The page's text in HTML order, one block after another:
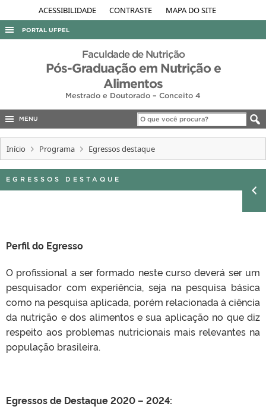
ACESSIBILIDADE CONTRASTE MAPA DO SITE
PORTAL UFPEL
ACESSO À INFORMAÇÃO
AUDITORIA
CONCURSOS
INTERNACIONAL
PORTARIAS
Faculdade de Nutrição
Pós-Graduação em Nutrição e
Alimentos
Mestrado e Doutorado – Conceito 4
MENU
Início Programa Egressos destaque
EGRESSOS DESTAQUE
Perfil do Egresso
O profissional a ser formado neste curso deverá ser um
pesquisador com experiência, seja na pesquisa básica
como na pesquisa aplicada, porém relacionada à ciência
da nutrição e dos alimentos e sua aplicação no que diz
respeito aos problemas nutricionais mais relevantes na
população brasileira.
Egressos de Destaque 2020 – 2024: